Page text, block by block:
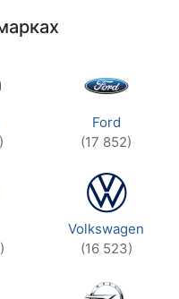
Ford
(17 852)
Volkswagen
(16 523)